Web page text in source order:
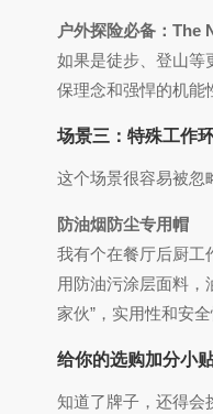
户外探险必备：The
如果是徒步、登山等
保理念和强悍的机能
场景三：特殊工作
这个场景很容易被忽
防油烟防尘专用帽
我有个在餐厅后厨工
用防油污涂层面料
家伙”，实用性和安
给你的选购加分小
知道了牌子，还得会